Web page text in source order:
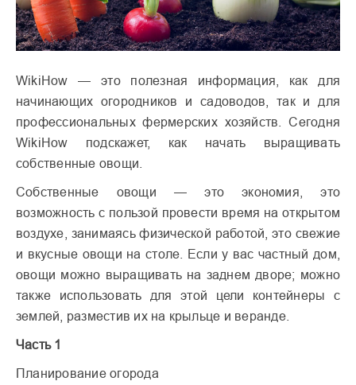
WikiHow — это полезная информация, как для
начинающих огородников и садоводов, так и для
профессиональных фермерских хозяйств. Сегодня
WikiHow подскажет, как начать выращивать
собственные овощи.
Собственные овощи — это экономия, это
возможность с пользой провести время на открытом
воздухе, занимаясь физической работой, это свежие
и вкусные овощи на столе. Если у вас частный дом,
овощи можно выращивать на заднем дворе; можно
также использовать для этой цели контейнеры с
землей, разместив их на крыльце и веранде.
Часть 1
Планирование огорода